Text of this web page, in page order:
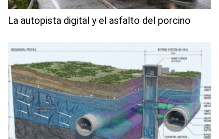
La autopista digital y el asfalto del porcino